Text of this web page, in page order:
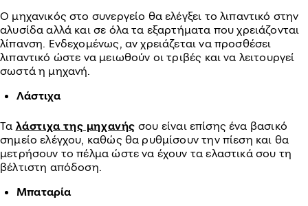
Ο μηχανικός στο συνεργείο θα ελέγξει το λιπαντικό στην
αλυσίδα αλλά και σε όλα τα εξαρτήματα που χρειάζονται
λίπανση. Ενδεχομένως, αν χρειάζεται να προσθέσει
λιπαντικό ώστε να μειωθούν οι τριβές και να λειτουργεί
σωστά η μηχανή.
Λάστιχα
Τα λάστιχα της μηχανής σου είναι επίσης ένα βασικό
σημείο ελέγχου, καθώς θα ρυθμίσουν την πίεση και θα
μετρήσουν το πέλμα ώστε να έχουν τα ελαστικά σου τη
βέλτιστη απόδοση.
Μπαταρία